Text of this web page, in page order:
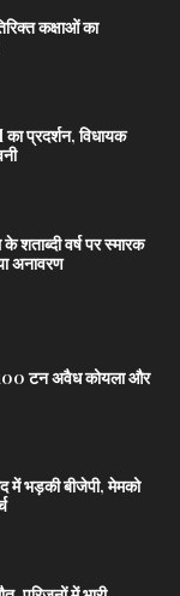
कक्षाओं का
प्रदर्शन, विधायक
शताब्दी वर्ष पर स्मारक
अनावरण
100 टन अवैध कोयला और
में भड़की बीजेपी, मेमको